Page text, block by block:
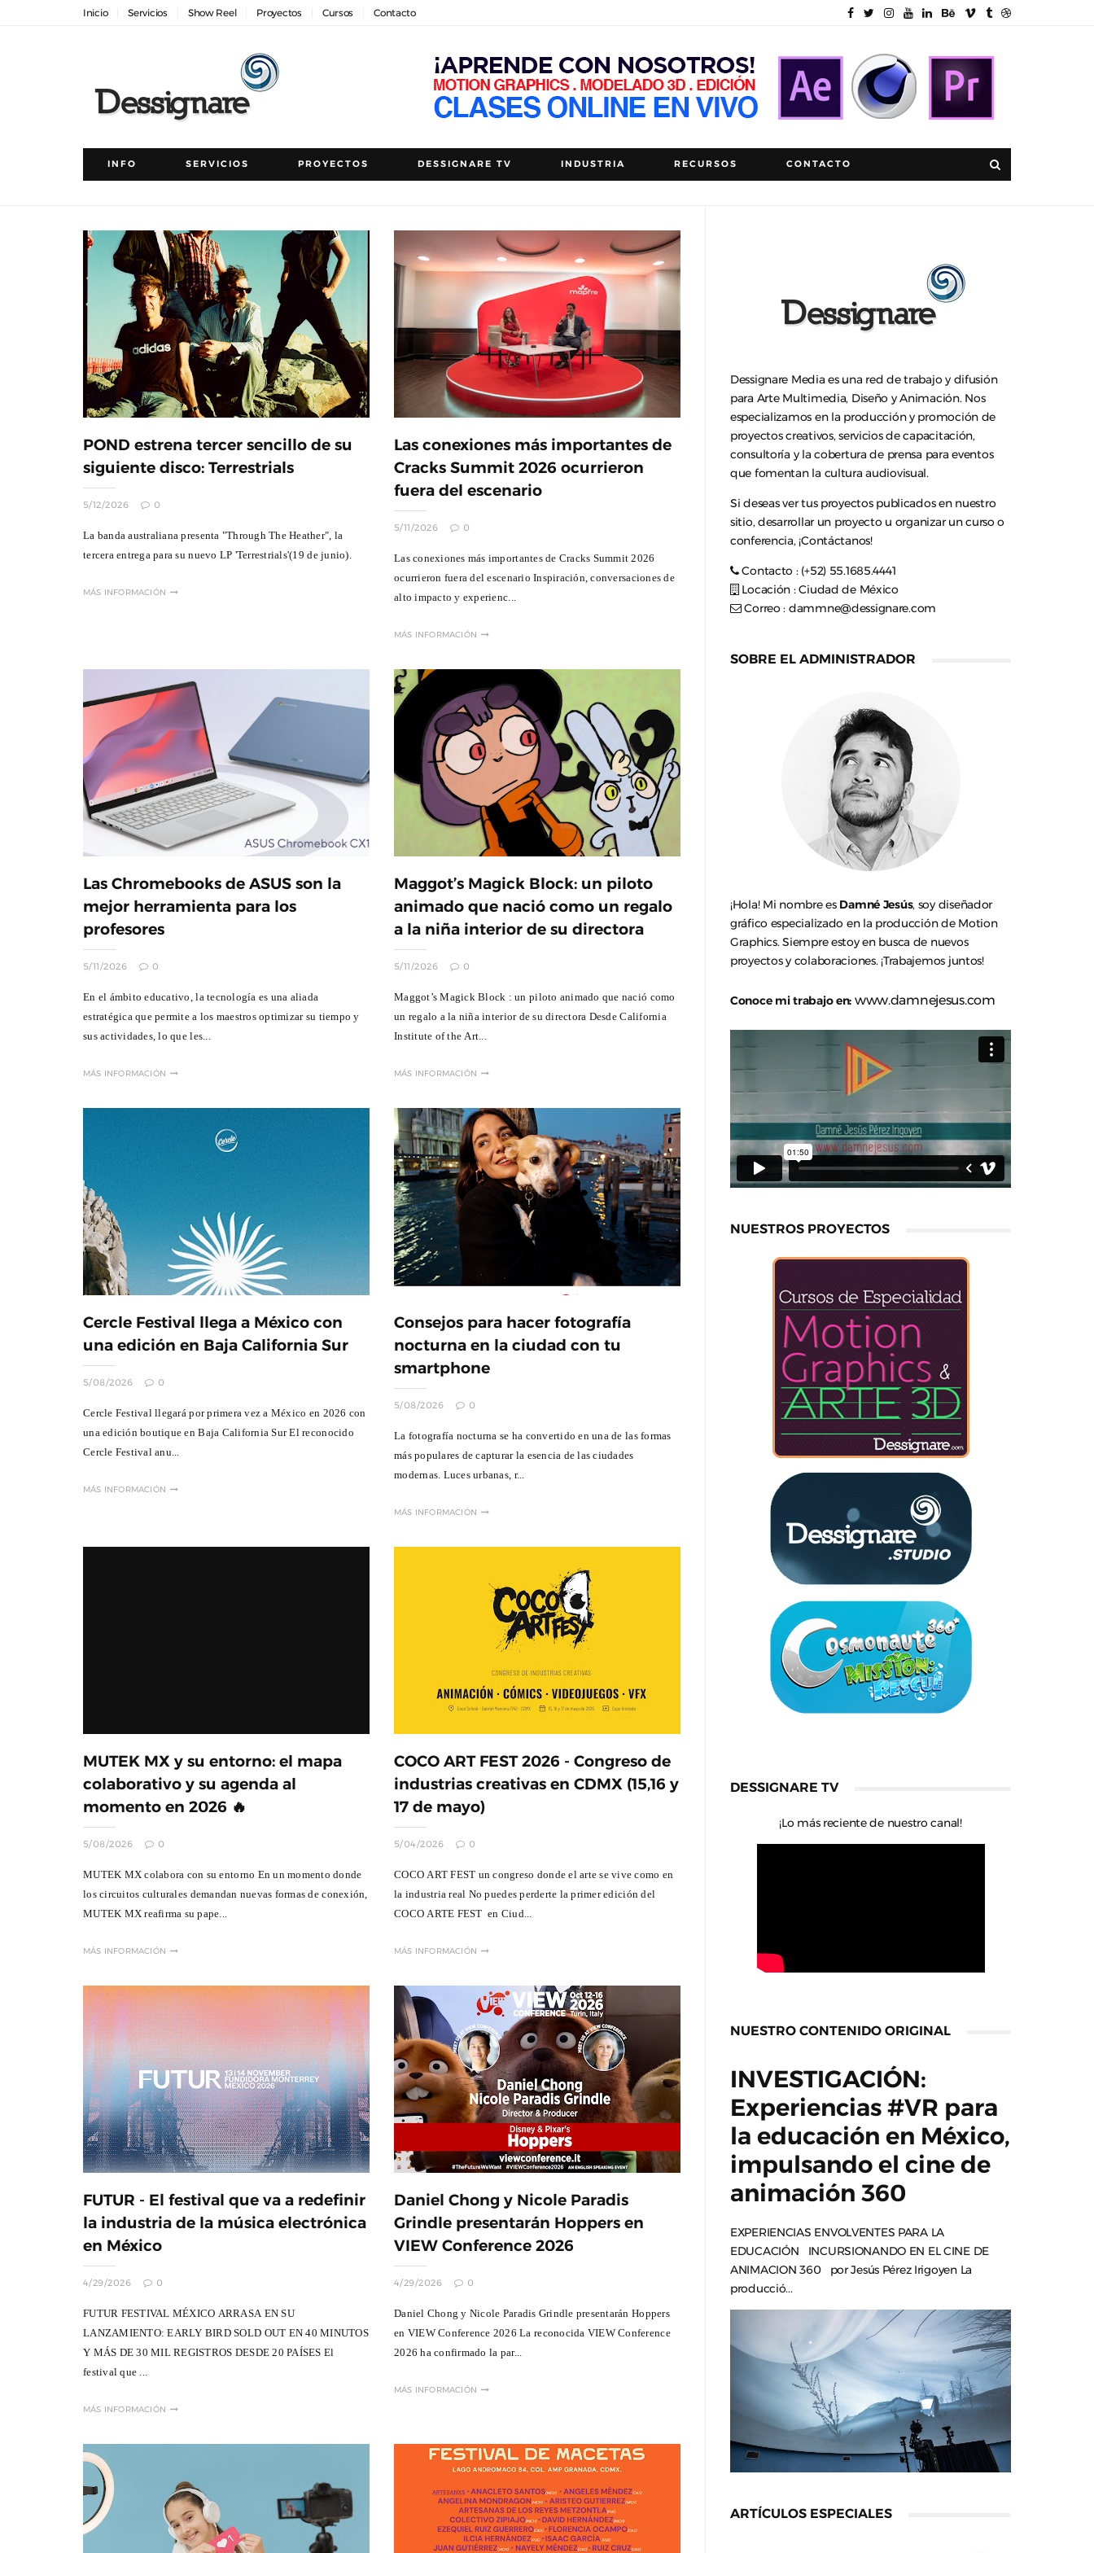
Inicio Servicios Show Reel Proyectos Cursos Contacto
INFO SERVICIOS PROYECTOS DESSIGNARE TV INDUSTRIA RECURSOS CONTACTO
POND estrena tercer sencillo de su
siguiente disco: Terrestrials
5/12/2026 0
La banda australiana presenta "Through The Heather", la
tercera entrega para su nuevo LP 'Terrestrials'(19 de junio).
MÁS INFORMACIÓN
Las conexiones más importantes de
Cracks Summit 2026 ocurrieron
fuera del escenario
5/11/2026 0
Las conexiones más importantes de Cracks Summit 2026
ocurrieron fuera del escenario Inspiración, conversaciones de
alto impacto y experienc...
MÁS INFORMACIÓN
Las Chromebooks de ASUS son la
mejor herramienta para los
profesores
5/11/2026 0
En el ámbito educativo, la tecnología es una aliada
estratégica que permite a los maestros optimizar su tiempo y
sus actividades, lo que les...
MÁS INFORMACIÓN
Maggot’s Magick Block: un piloto
animado que nació como un regalo
a la niña interior de su directora
5/11/2026 0
Maggot’s Magick Block : un piloto animado que nació como
un regalo a la niña interior de su directora Desde California
Institute of the Art...
MÁS INFORMACIÓN
Cercle Festival llega a México con
una edición en Baja California Sur
5/08/2026 0
Cercle Festival llegará por primera vez a México en 2026 con
una edición boutique en Baja California Sur El reconocido
Cercle Festival anu...
MÁS INFORMACIÓN
Consejos para hacer fotografía
nocturna en la ciudad con tu
smartphone
5/08/2026 0
La fotografía nocturna se ha convertido en una de las formas
más populares de capturar la esencia de las ciudades
modernas. Luces urbanas, r...
MÁS INFORMACIÓN
MUTEK MX y su entorno: el mapa
colaborativo y su agenda al
momento en 2026 🔥
5/08/2026 0
MUTEK MX colabora con su entorno En un momento donde
los circuitos culturales demandan nuevas formas de conexión,
MUTEK MX reafirma su pape...
MÁS INFORMACIÓN
COCO ART FEST 2026 - Congreso de
industrias creativas en CDMX (15,16 y
17 de mayo)
5/04/2026 0
COCO ART FEST un congreso donde el arte se vive como en
la industria real No puedes perderte la primer edición del
COCO ARTE FEST en Ciud...
MÁS INFORMACIÓN
FUTUR - El festival que va a redefinir
la industria de la música electrónica
en México
4/29/2026 0
FUTUR FESTIVAL MÉXICO ARRASA EN SU
LANZAMIENTO: EARLY BIRD SOLD OUT EN 40 MINUTOS
Y MÁS DE 30 MIL REGISTROS DESDE 20 PAÍSES El
festival que ...
MÁS INFORMACIÓN
Daniel Chong y Nicole Paradis
Grindle presentarán Hoppers en
VIEW Conference 2026
4/29/2026 0
Daniel Chong y Nicole Paradis Grindle presentarán Hoppers
en VIEW Conference 2026 La reconocida VIEW Conference
2026 ha confirmado la par...
MÁS INFORMACIÓN
Dessignare Media es una red de trabajo y difusión
para Arte Multimedia, Diseño y Animación. Nos
especializamos en la producción y promoción de
proyectos creativos, servicios de capacitación,
consultoría y la cobertura de prensa para eventos
que fomentan la cultura audiovisual.
Si deseas ver tus proyectos publicados en nuestro
sitio, desarrollar un proyecto u organizar un curso o
conferencia, ¡Contáctanos!
Contacto : (+52) 55.1685.4441
Locación : Ciudad de México
Correo : dammne@dessignare.com
SOBRE EL ADMINISTRADOR
¡Hola! Mi nombre es Damné Jesús, soy diseñador
gráfico especializado en la producción de Motion
Graphics. Siempre estoy en busca de nuevos
proyectos y colaboraciones. ¡Trabajemos juntos!
Conoce mi trabajo en: www.damnejesus.com
NUESTROS PROYECTOS
DESSIGNARE TV
¡Lo más reciente de nuestro canal!
NUESTRO CONTENIDO ORIGINAL
INVESTIGACIÓN:
Experiencias #VR para
la educación en México,
impulsando el cine de
animación 360
EXPERIENCIAS ENVOLVENTES PARA LA
EDUCACIÓN INCURSIONANDO EN EL CINE DE
ANIMACION 360 por Jesús Pérez Irigoyen La
producció...
ARTÍCULOS ESPECIALES